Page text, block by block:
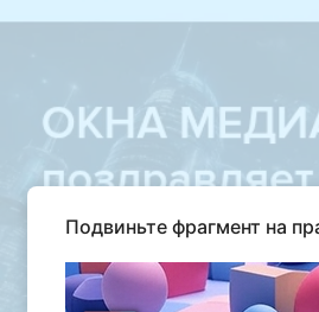
Подвиньте фрагмент на